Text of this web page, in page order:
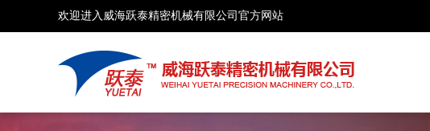
欢迎进入威海跃泰精密机械有限公司官方网站